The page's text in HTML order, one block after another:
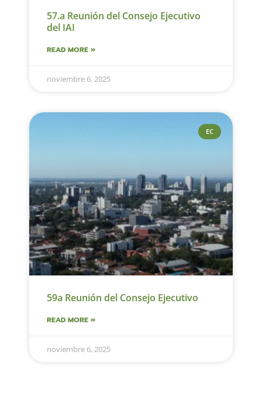
57.a Reunión del Consejo Ejecutivo
del IAI
READ MORE »
noviembre 6, 2025
EC
59a Reunión del Consejo Ejecutivo
READ MORE »
noviembre 6, 2025